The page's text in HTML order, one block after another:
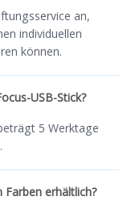
an,
individuellen
können.
USB-Stick?
5 Werktage
Farben erhältlich?